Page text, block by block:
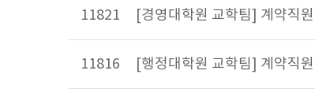
11821 [경영대학원 교학팀] 계약직
11816 [행정대학원 교학팀] 계약직